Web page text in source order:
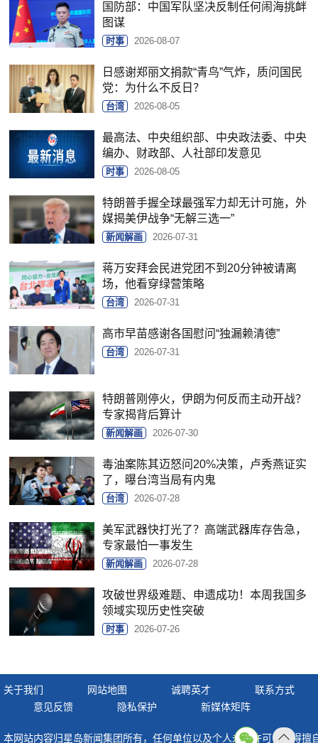
国防部：中国军队坚决反制任何闹海挑衅
图谋
时事 2026-08-07
日感谢郑丽文捐款“青鸟”气炸，质问国民
党：为什么不反日？
台湾 2026-08-05
最高法、中央组织部、中央政法委、中央
编办、财政部、人社部印发意见
时事 2026-08-05
特朗普手握全球最强军力却无计可施，外
媒揭美伊战争“无解三选一”
新闻解画 2026-07-31
蒋万安拜会民进党团不到20分钟被请离
场，他看穿绿营策略
台湾 2026-07-31
高市早苗感谢各国慰问“独漏赖清德”
台湾 2026-07-31
特朗普刚停火，伊朗为何反而主动开战？
专家揭背后算计
新闻解画 2026-07-30
毒油案陈其迈怒问20%决策，卢秀燕证实
了，曝台湾当局有内鬼
台湾 2026-07-28
美军武器快打光了？高端武器库存告急，
专家最怕一事发生
新闻解画 2026-07-28
攻破世界级难题、申遗成功！本周我国多
领域实现历史性突破
时事 2026-07-26
关于我们 网站地图 诚聘英才
联系方式
意见反馈
隐私保护 新媒体矩阵
本网站内容归星岛新闻集团所有，任何单位以及个人未经许可，不得擅